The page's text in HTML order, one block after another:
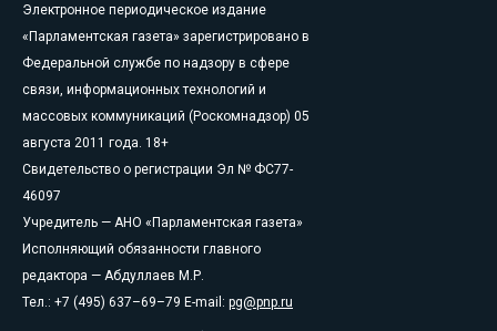
Электронное периодическое издание
«Парламентская газета» зарегистрировано в
Федеральной службе по надзору в сфере
связи, информационных технологий и
массовых коммуникаций (Роскомнадзор) 05
августа 2011 года. 18+
Свидетельство о регистрации Эл № ФС77-
46097
Учредитель — АНО «Парламентская газета»
Исполняющий обязанности главного
редактора — Абдуллаев М.Р.
Тел.: +7 (495) 637–69–79 E-mail: pg@pnp.ru